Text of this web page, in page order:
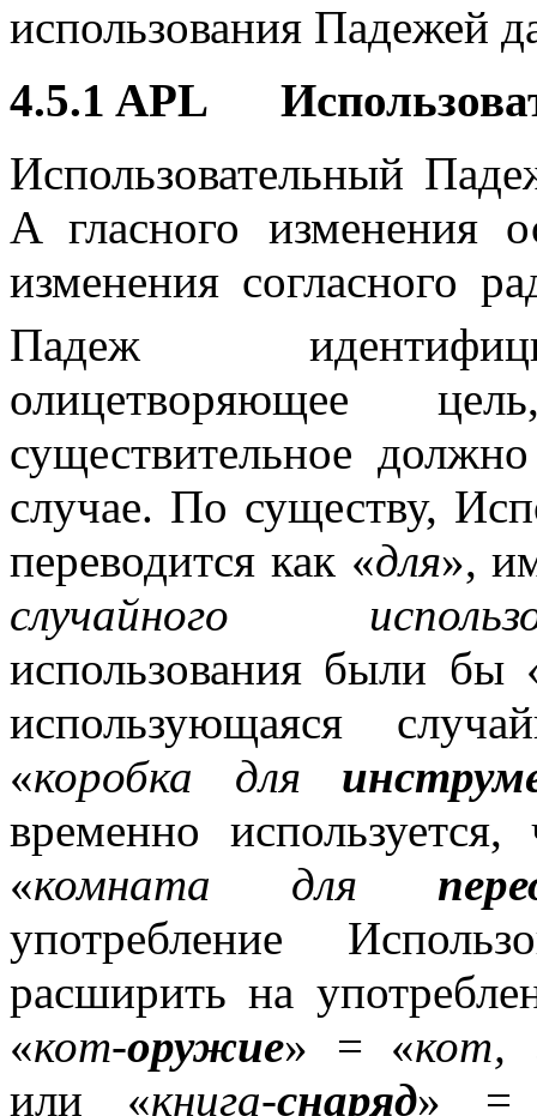
использования Падежей
4.5.1 APL
Использовательный
A гласного изменения
изменения согласного
Падеж
олицетворяющее
существительное
случае. По существу,
переводится как «для»,
случайного
использования были бы
использующаяся
«коробка для
временно
«комната для
употребление
расширить на
«кот-оружие» = «кот,
или «книга-снаряд» =